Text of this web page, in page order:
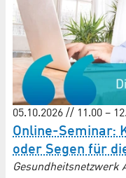
05.10.2026 // 11.00 –
Online-Seminar:
oder Segen für
Gesundheitsnetzwerk